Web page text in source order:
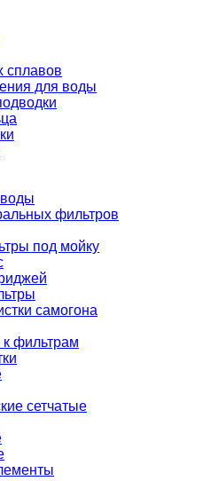
сплавов
для воды
фильтров
под мойку
самогона
фильтрам
сетчатые